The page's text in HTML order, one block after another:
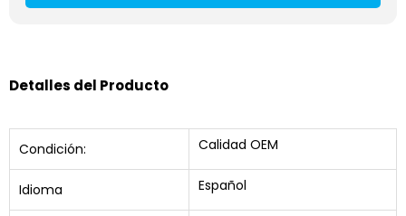
Detalles del Producto
Condición: Calidad OEM
Idioma Español